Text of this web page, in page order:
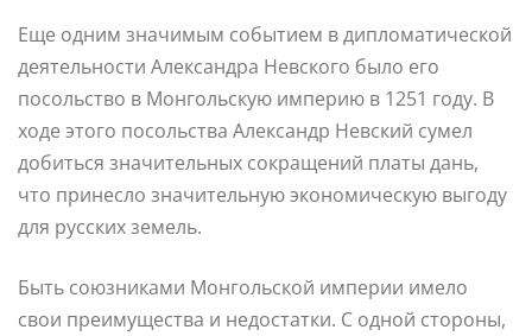
Еще одним значимым событием в дипломатической
деятельности Александра Невского было его
посольство в Монгольскую империю в 1251 году. В
ходе этого посольства Александр Невский сумел
добиться значительных сокращений платы дань,
что принесло значительную экономическую выгоду
для русских земель.
Быть союзниками Монгольской империи имело
свои преимущества и недостатки. С одной стороны,